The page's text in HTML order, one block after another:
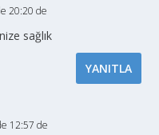
20:20 de
sağlık
YANITLA
12:57 de